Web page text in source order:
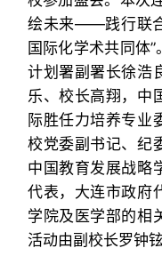
绘未来——践行联
国际化学术共同体
计划署副署长徐浩
乐、校长高翔，中
际胜任力培养专业
校党委副书记、纪
中国教育发展战略
代表，大连市政府
学院及医学部的相
活动由副校长罗钟铉